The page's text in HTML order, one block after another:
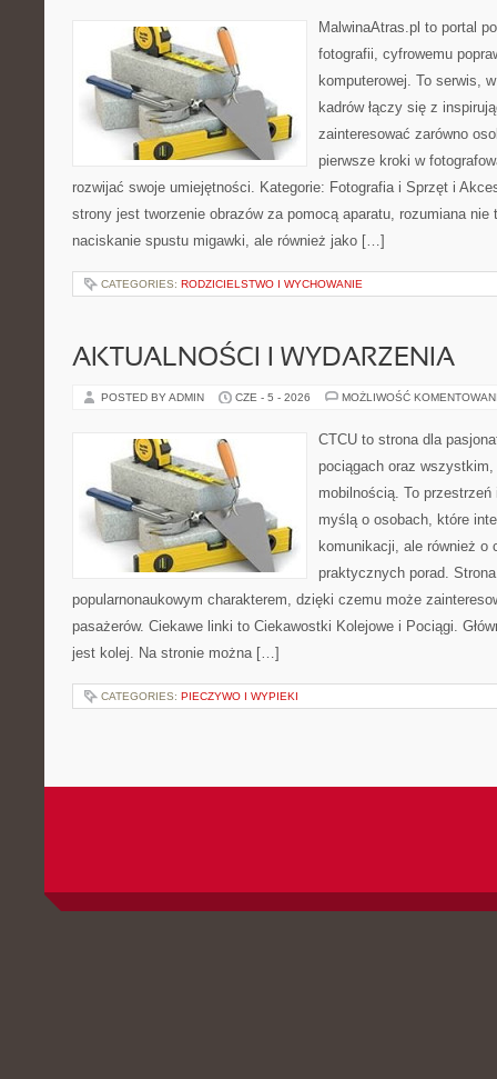
MalwinaAtras.pl to portal
fotografii, cyfrowemu
komputerowej. To serwis,
kadrów łączy się z
zainteresować zarówno
pierwsze kroki w
rozwijać swoje umiejętności. Kategorie: Fotografia i Sprzęt i
strony jest tworzenie obrazów za pomocą aparatu, rozumiana
naciskanie spustu migawki, ale również jako […]
CATEGORIES: RODZICIELSTWO I WYCHOWANIE
AKTUALNOŚCI I WYDARZENIA
POSTED BY ADMIN CZE - 5 - 2026 MOŻLIWOŚĆ
CTCU to strona dla
pociągach oraz
mobilnością. To
myślą o osobach, które
komunikacji, ale również
praktycznych porad.
popularnonaukowym charakterem, dzięki czemu może
pasażerów. Ciekawe linki to Ciekawostki Kolejowe i Pociągi.
jest kolej. Na stronie można […]
CATEGORIES: PIECZYWO I WYPIEKI